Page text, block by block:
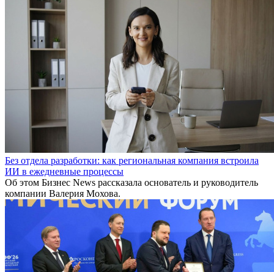
Без отдела разработки: как региональная компания встроила
ИИ в ежедневные процессы
Об этом Бизнес News рассказала основатель и руководитель
компании Валерия Мохова.